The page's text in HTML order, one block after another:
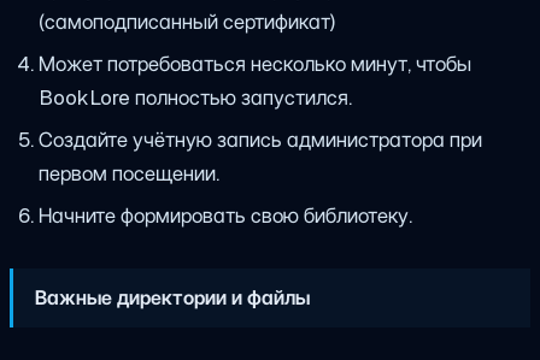
(самоподписанный сертификат)
Может потребоваться несколько минут, чтобы
BookLore полностью запустился.
Создайте учётную запись администратора при
первом посещении.
Начните формировать свою библиотеку.
Важные директории и файлы